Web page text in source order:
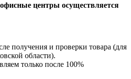
центры осуществляется
получения и проверки товара (для
области).
только после 100%